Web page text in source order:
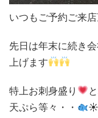
いつもご予約ご来
先日は年末に続き
上げます
特上お刺身盛り
天ぷら等々・・